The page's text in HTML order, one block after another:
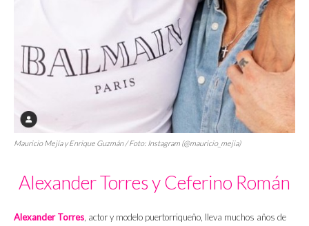
Mauricio Mejía y Enrique Guzmán / Foto: Instagram (@mauricio_mejia)
Alexander Torres y Ceferino Román
Alexander Torres , actor y modelo puertorriqueño, lleva muchos años de